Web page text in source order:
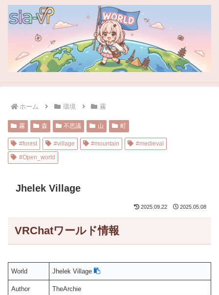
ホーム 環境 霧
霧 森 不思議 山 町
#forest #village #mountain
#medieval
#Open_world
Jhelek Village
2025.09.22 2025.05.08
VRChatワールド情報
World Jhelek Village
Author TheArchie